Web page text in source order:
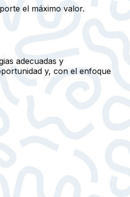
el máximo valor.
adecuadas y
y, con el enfoque